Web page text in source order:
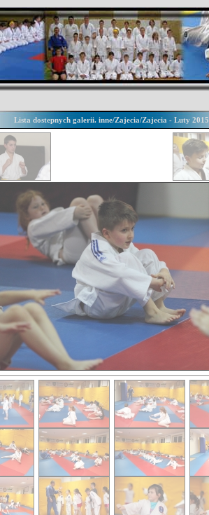
Lista dostepnych galerii. inne/Zajecia/Zajecia - Luty 2015